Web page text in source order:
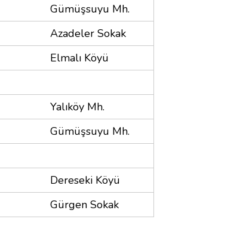
Gümüşsuyu Mh.
Azadeler Sokak
Elmalı Köyü
Yalıköy Mh.
Gümüşsuyu Mh.
Dereseki Köyü
Gürgen Sokak